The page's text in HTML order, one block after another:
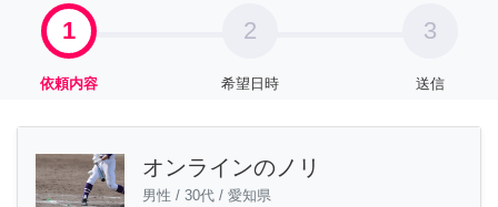
1
依頼内容
2
希望日時
3
送信
オンラインのノリ
男性 / 30代 / 愛知県